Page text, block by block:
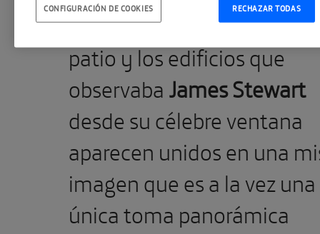
EnRear Window
patio y los edificios que
observabaJames Stewart
desde su célebre ventana
aparecen unidos en una
imagen que es a la vez una
única toma panorámica
RECHAZAR TODAS
CONFIGURACIÓN DE COOKIES